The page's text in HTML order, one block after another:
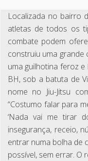
Localizada no bairro
atletas de todos os
combate podem
construiu uma grande
uma guilhotina feroz
BH, sob a batuta de
nome no Jiu-Jitsu
“Costumo falar para
‘Nada vai me tirar
insegurança, receio,
entrar numa bolha de
possível, sem errar. O